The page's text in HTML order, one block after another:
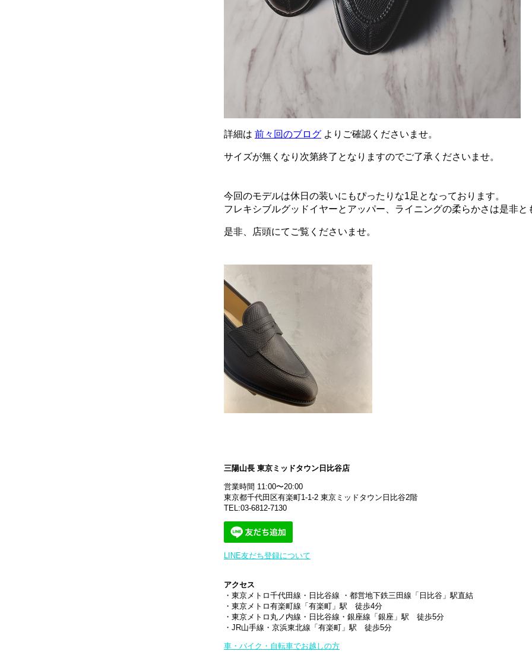
詳細は 前々回のブログ よりご確認くださいませ。
サイズが無くなり次第終了となりますのでご了承くださいませ。
今回のモデルは休日の装いにもぴったりな1足となっております。
フレキシブルグッドイヤーとアッパー、ライニングの柔らかさは是非と
是非、店頭にてご覧くださいませ。
三陽山長 東京ミッドタウン日比谷店
営業時間 11:00〜20:00
東京都千代田区有楽町1-1-2 東京ミッドタウン日比谷2階
TEL:03-6812-7130
LINE友だち登録について
アクセス
・東京メトロ千代田線・日比谷線 ・都営地下鉄三田線「日比谷」駅直結
・東京メトロ有楽町線「有楽町」駅 徒歩4分
・東京メトロ丸ノ内線・日比谷線・銀座線「銀座」駅 徒歩5分
・JR山手線・京浜東北線「有楽町」駅 徒歩5分
車・バイク・自転車でお越しの方